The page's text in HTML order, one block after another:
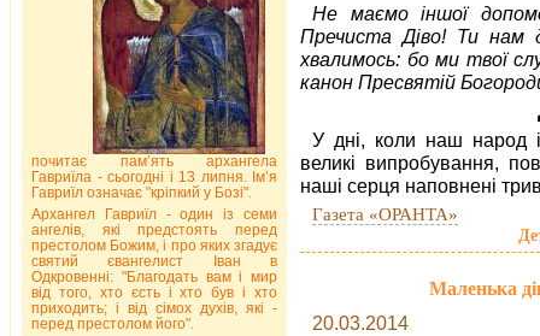
Не маємо іншої
Пречиста Діво! Ти нам
хвалимось: бо ми твої
канон Пресвятій
У дні, коли наш народ
великі випробування,
наші серця наповнені
Газета «ОРАНТА»
Маленька
20.03.2014
почитає пам’ять архангела
Гавриїла - сьогодні і 13 липня. Ім’я
Гавриїл означає "кріпкий у Бозі".
Архангел Гавриїл - один із семи
ангелів, які предстоять перед
престолом Божим, і про яких згадує
святий євангелист Іван в
Одкровенні: "Благодать вам і мир
від того, хто єсть і хто був і хто
приходить; і від сімох духів, які -
перед престолом його".